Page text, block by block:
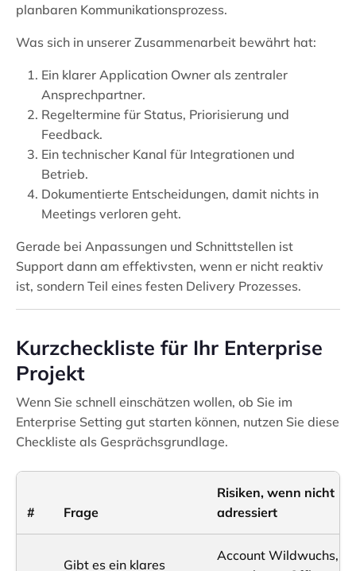
planbaren Kommunikationsprozess.
Was sich in unserer Zusammenarbeit bewährt hat:
Ein klarer Application Owner als zentraler
Ansprechpartner.
Regeltermine für Status, Priorisierung und
Feedback.
Ein technischer Kanal für Integrationen und
Betrieb.
Dokumentierte Entscheidungen, damit nichts in
Meetings verloren geht.
Gerade bei Anpassungen und Schnittstellen ist
Support dann am effektivsten, wenn er nicht reaktiv
ist, sondern Teil eines festen Delivery Prozesses.
Kurzcheckliste für Ihr Enterprise
Projekt
Wenn Sie schnell einschätzen wollen, ob Sie im
Enterprise Setting gut starten können, nutzen Sie diese
Checkliste als Gesprächsgrundlage.
# Frage
Risiken, wenn nicht
adressiert
Gibt es ein klares
Account Wildwuchs,